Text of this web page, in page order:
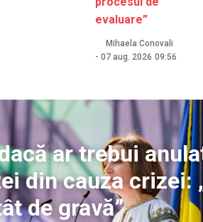
evaluare”
Mihaela Conovali
- 07 aug. 2026 09:56
ar trebui
din cauza crizei:
de gravă”